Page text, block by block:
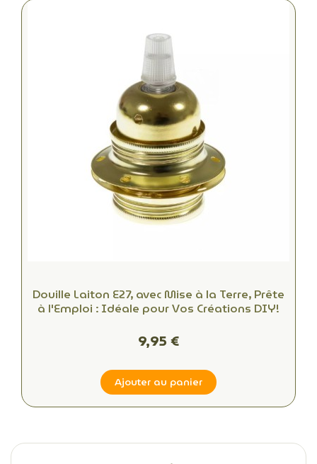
Douille Laiton E27, avec Mise à la Terre, Prête
à l'Emploi : Idéale pour Vos Créations DIY!
9,95 €
Ajouter au panier